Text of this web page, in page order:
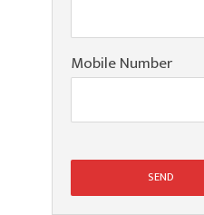
Mobile Number